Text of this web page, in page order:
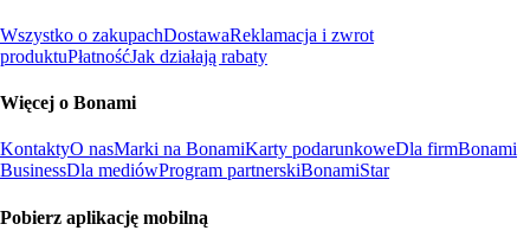
Wszystko o zakupachDostawaReklamacja i zwrot
produktuPłatnośćJak działają rabaty
Więcej o Bonami
KontaktyO nasMarki na BonamiKarty podarunkoweDla firmBonami
BusinessDla mediówProgram partnerskiBonamiStar
Pobierz aplikację mobilną